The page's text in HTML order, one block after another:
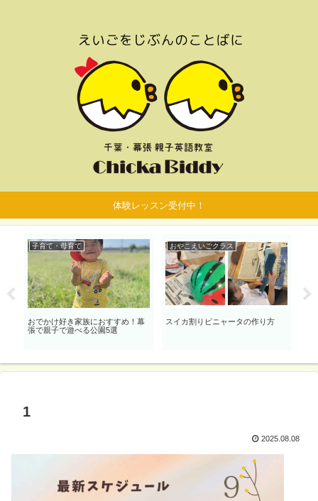
体験レッスン受付中！
子育て・母育て
おでかけ好き家族におすすめ！幕
張で親子で遊べる公園5選
おやこえいごクラス
スイカ割りピニャータの作り方
1
2025.08.08